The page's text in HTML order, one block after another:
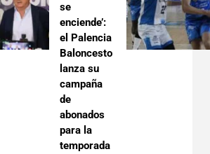
se
enciende’:
el Palencia
Baloncesto
lanza su
campaña
de
abonados
para la
temporada